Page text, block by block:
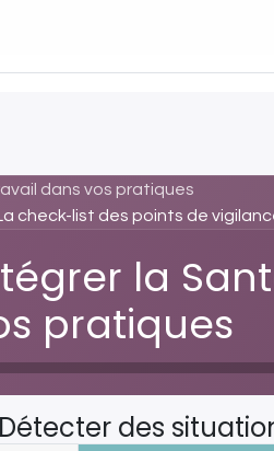
dans vos pratiques
check-list des points de
la
pratiques
Détecter des situations